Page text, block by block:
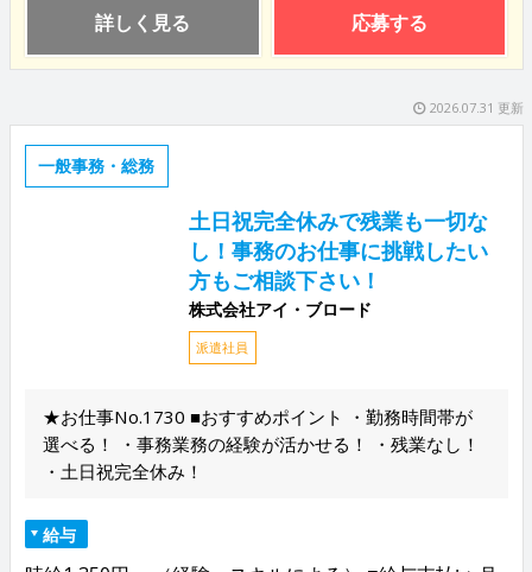
詳しく見る 応募する
2026.07.31 更新
一般事務・総務
土日祝完全休みで残業も一切な
し！事務のお仕事に挑戦したい
方もご相談下さい！
株式会社アイ・ブロード
派遣社員
★お仕事No.1730 ■おすすめポイント ・勤務時間帯が
選べる！ ・事務業務の経験が活かせる！ ・残業なし！
・土日祝完全休み！
給与